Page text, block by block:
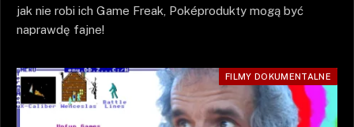
jak nie robi ich Game Freak, Poképrodukty mogą być
naprawdę fajne!
FILMY DOKUMENTALNE